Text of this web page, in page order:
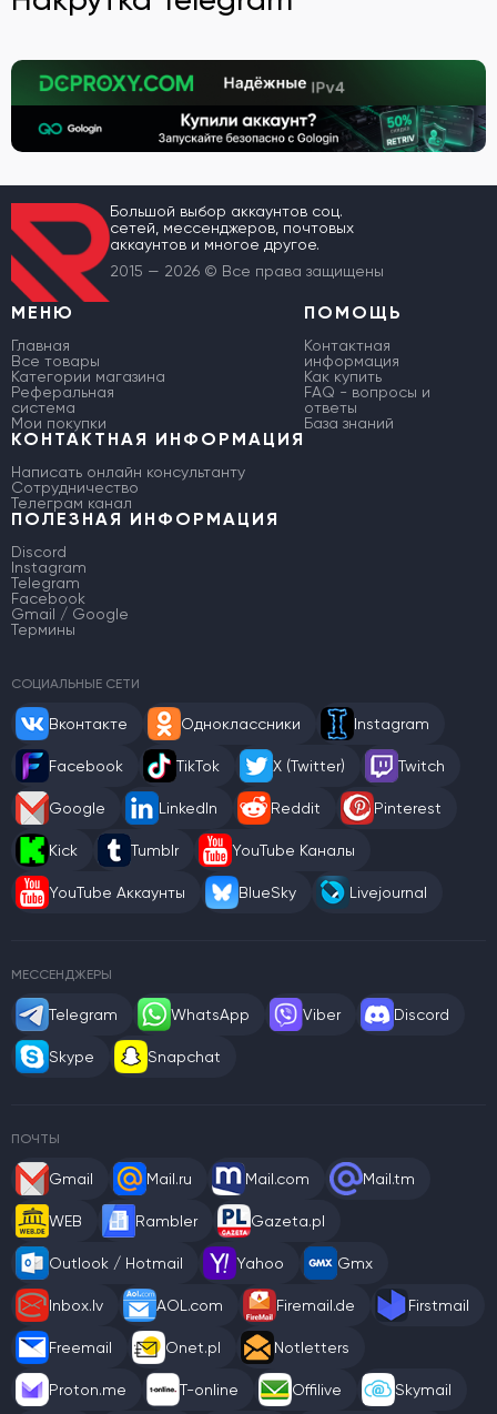
Большой выбор аккаунтов соц.
сетей, мессенджеров, почтовых
аккаунтов и многое другое.
2015 — 2026 © Все права защищены
МЕНЮ
Главная
Все товары
Категории магазина
Реферальная
система
Мои покупки
ПОМОЩЬ
Контактная
информация
Как купить
FAQ - вопросы и
ответы
База знаний
КОНТАКТНАЯ ИНФОРМАЦИЯ
Написать онлайн консультанту
Сотрудничество
Телеграм канал
ПОЛЕЗНАЯ ИНФОРМАЦИЯ
Discord
Instagram
Telegram
Facebook
Gmail / Google
Термины
СОЦИАЛЬНЫЕ СЕТИ
Вконтакте Одноклассники Instagram
Facebook TikTok X (Twitter) Twitch
Google LinkedIn Reddit Pinterest
Kick Tumblr YouTube Каналы
YouTube Аккаунты BlueSky Livejournal
МЕССЕНДЖЕРЫ
Telegram WhatsApp Viber Discord
Skype Snapchat
ПОЧТЫ
Gmail Mail.ru Mail.com Mail.tm
WEB Rambler Gazeta.pl
Outlook / Hotmail Yahoo Gmx
Inbox.lv AOL.com Firemail.de Firstmail
Freemail Onet.pl Notletters
Proton.me T-online Offilive Skymail